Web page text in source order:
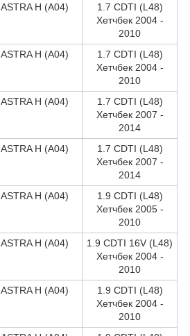
ASTRA H (A04)
1.7 CDTI (L48)
Хетчбек 2004 -
2010
ASTRA H (A04)
1.7 CDTI (L48)
Хетчбек 2004 -
2010
ASTRA H (A04)
1.7 CDTI (L48)
Хетчбек 2007 -
2014
ASTRA H (A04)
1.7 CDTI (L48)
Хетчбек 2007 -
2014
ASTRA H (A04)
1.9 CDTI (L48)
Хетчбек 2005 -
2010
ASTRA H (A04)
1.9 CDTI 16V (L48)
Хетчбек 2004 -
2010
ASTRA H (A04)
1.9 CDTI (L48)
Хетчбек 2004 -
2010